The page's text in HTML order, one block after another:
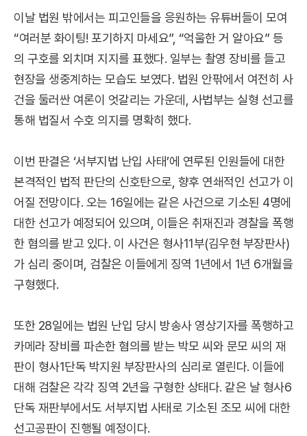
이날 법원 밖에서는 피고인들을 응원하는 유튜버들이 모여
“여러분 화이팅! 포기하지 마세요”, “억울한 거 알아요” 등
의 구호를 외치며 지지를 표했다. 일부는 촬영 장비를 들고
현장을 생중계하는 모습도 보였다. 법원 안팎에서 여전히 사
건을 둘러싼 여론이 엇갈리는 가운데, 사법부는 실형 선고를
통해 법질서 수호 의지를 명확히 했다.
이번 판결은 ‘서부지법 난입 사태’에 연루된 인원들에 대한
본격적인 법적 판단의 신호탄으로, 향후 연쇄적인 선고가 이
어질 전망이다. 오는 16일에는 같은 사건으로 기소된 4명에
대한 선고가 예정되어 있으며, 이들은 취재진과 경찰을 폭행
한 혐의를 받고 있다. 이 사건은 형사11부(김우현 부장판사)
가 심리 중이며, 검찰은 이들에게 징역 1년에서 1년 6개월을
구형했다.
또한 28일에는 법원 난입 당시 방송사 영상기자를 폭행하고
카메라 장비를 파손한 혐의를 받는 박모 씨와 문모 씨의 재
판이 형사1단독 박지원 부장판사의 심리로 열린다. 이들에
대해 검찰은 각각 징역 2년을 구형한 상태다. 같은 날 형사6
단독 재판부에서도 서부지법 사태로 기소된 조모 씨에 대한
선고공판이 진행될 예정이다.